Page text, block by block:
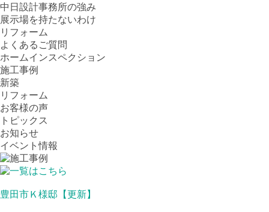
中日設計事務所の強み
展示場を持たないわけ
リフォーム
よくあるご質問
ホームインスペクション
施工事例
新築
リフォーム
お客様の声
トピックス
お知らせ
イベント情報
豊田市Ｋ様邸【更新】